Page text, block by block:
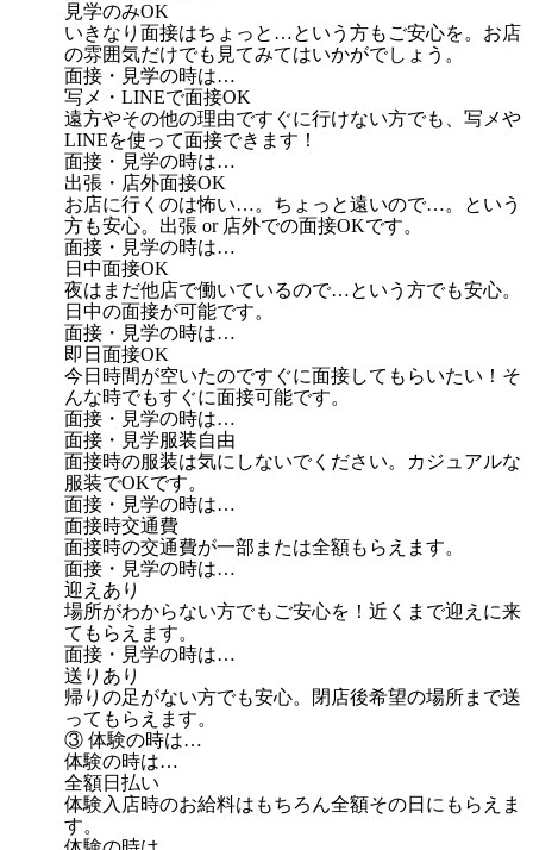
見学のみOK
いきなり面接はちょっと…という方もご安心を。お店
の雰囲気だけでも見てみてはいかがでしょう。
面接・見学の時は…
写メ・LINEで面接OK
遠方やその他の理由ですぐに行けない方でも、写メや
LINEを使って面接できます！
面接・見学の時は…
出張・店外面接OK
お店に行くのは怖い…。ちょっと遠いので…。という
方も安心。出張 or 店外での面接OKです。
面接・見学の時は…
日中面接OK
夜はまだ他店で働いているので…という方でも安心。
日中の面接が可能です。
面接・見学の時は…
即日面接OK
今日時間が空いたのですぐに面接してもらいたい！そ
んな時でもすぐに面接可能です。
面接・見学の時は…
面接・見学服装自由
面接時の服装は気にしないでください。カジュアルな
服装でOKです。
面接・見学の時は…
面接時交通費
面接時の交通費が一部または全額もらえます。
面接・見学の時は…
迎えあり
場所がわからない方でもご安心を！近くまで迎えに来
てもらえます。
面接・見学の時は…
送りあり
帰りの足がない方でも安心。閉店後希望の場所まで送
ってもらえます。
③ 体験の時は…
体験の時は…
全額日払い
体験入店時のお給料はもちろん全額その日にもらえま
す。